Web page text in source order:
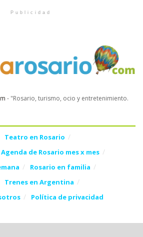
Publicidad
- "Rosario, turismo, ocio y entretenimiento.
Teatro en Rosario
Agenda de Rosario mes x mes
Rosario en familia
Trenes en Argentina
Política de privacidad